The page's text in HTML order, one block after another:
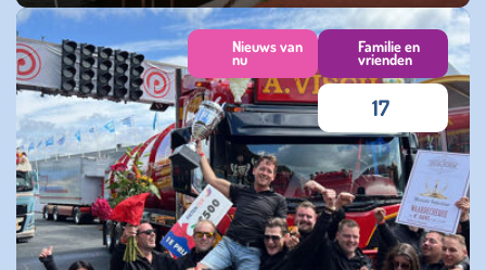
maandag 11 augustus 2025
Nieuws van
nu
Familie en
vrienden
17